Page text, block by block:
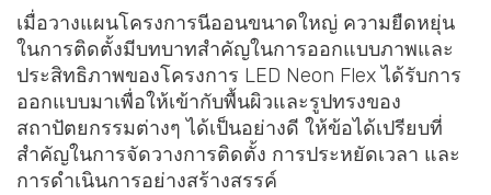
เมื่อวางแผนโครงการนีออนขนาดใหญ่ ความยืดหยุ่น
ในการติดตั้งมีบทบาทสำคัญในการออกแบบภาพและ
ประสิทธิภาพของโครงการ LED Neon Flex ได้รับการ
ออกแบบมาเพื่อให้เข้ากับพื้นผิวและรูปทรงของ
สถาปัตยกรรมต่างๆ ได้เป็นอย่างดี ให้ข้อได้เปรียบที่
สำคัญในการจัดวางการติดตั้ง การประหยัดเวลา และ
การดำเนินการอย่างสร้างสรรค์